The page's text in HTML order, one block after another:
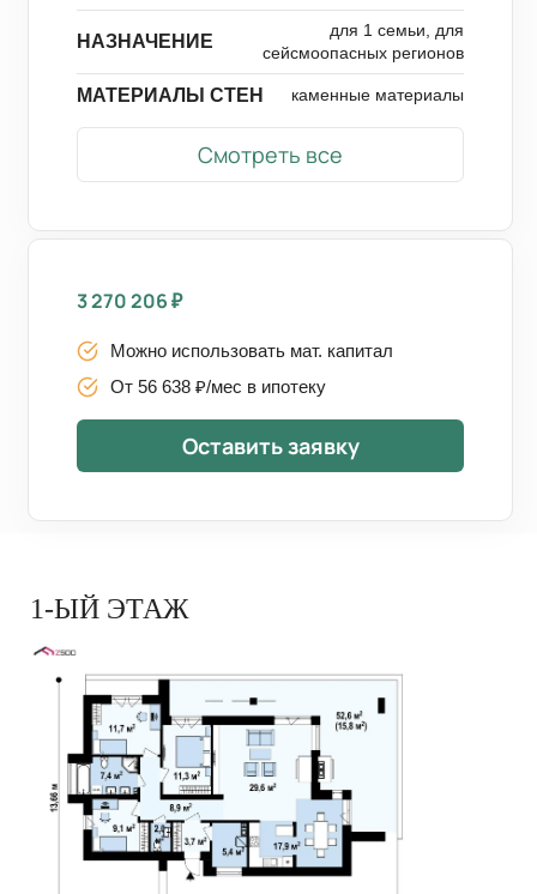
НАЗНАЧЕНИЕ
для 1 семьи, для
сейсмоопасных регионов
МАТЕРИАЛЫ СТЕН каменные материалы
Смотреть все
3 270 206₽
Можно использовать мат. капитал
От 56 638 ₽/мес в ипотеку
Оставить заявку
1-ЫЙ ЭТАЖ